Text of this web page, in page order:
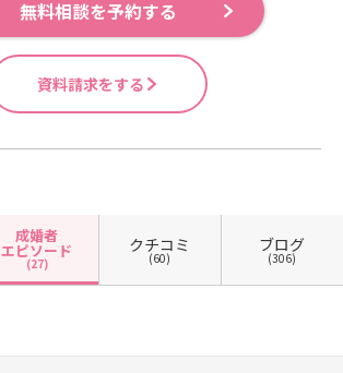
無料相談を予約する
資料請求をする
成婚者
エピソード
(27)
クチコミ
(60)
ブログ
(306)